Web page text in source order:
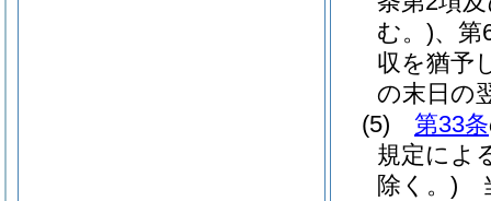
む。)、第
収を猶予
の末日の
(5)
第33条
規定によ
除く。)